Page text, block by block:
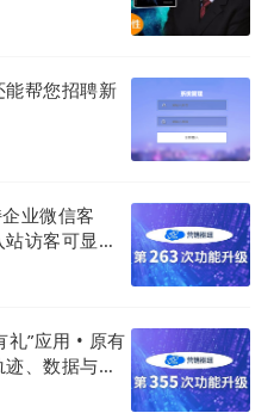
直接在来路中输入中文来
帮您招聘新
业微信客
访客可显示
”应用 • 原有
、数据与线